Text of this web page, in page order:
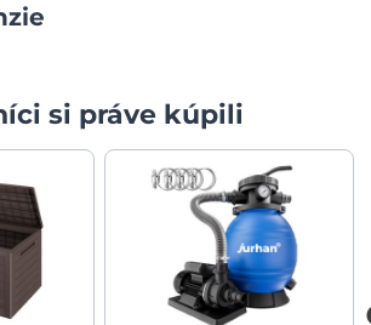
si práve kúpili